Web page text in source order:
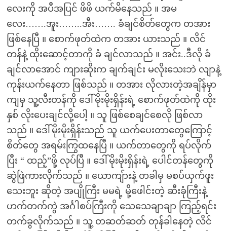
လေးကို အပီအပြင် ဖိဖိ ယက်မိနေသည် ။ အမ
လေး…….အူး……..အီး……. ခံချင်စိတ်တွေက တအား
ဖြစ်နေပြီ ။ စောက်ဖုတ်ထဲက တအား ယားသည် ။ လိင်
တန်နဲ့ ထိုးဆောင့်တာကို ခံ ချင်လာသည် ။ အင်း..ဒီလို ခံ
ချင်လာအောင် ကျားဆိုးက ချက်ချင်း မလိုးသေးဘဲ လျာနဲ့
ကုန်းယက်နေတာ ဖြစ်သည် ။ တအား လိုလားတဲ့အချိန်မှာ
ကျမှ သူ့လီးတန်ကို ဒေါ်မိုးမိုးရှိန်းရဲ့ စောက်ဖုတ်ထဲကို ထိုး
နှစ် လိုးပေးချင်လို့ပေါ့ ။ သူ ဖြစ်စေချင်စေလို ဖြစ်လာ
သည် ။ ဒေါ်မိုးမိုးရှိန်းသည် သူ ယက်ပေးတာတွေကြောင့်
စိတ်တွေ အရမ်းကြွထနေပြီ ။ ယက်တာတွေကို ရပ်လိုက်
ပြီး “ ထည့်”ဖို့ လုပ်ပြီ ။ ဒေါ်မိုးမိုးရှိန်းရဲ့ ပေါင်တန်တွေကို
ဆွဲဖြဲကားလိုက်သည် ။ ယောကျ်ားနဲ့ တခါမှ မစပ်ယှက်ဖူး
သေးဘူး ဆိုတဲ့ အပျိုကြီး မမရဲ့ မို့ဖေါင်းတဲ့ ဆီးခုံကြီးနဲ့
ဟက်တက်ကွဲ အင်္ဂါစပ်ကြီးကို သေသေချာချာ ကြည့်ရင်း
တက်ခွလိုက်သည် ။ သူ့ တဆတ်ဆတ် တုန်ခါနေတဲ့ လိင်